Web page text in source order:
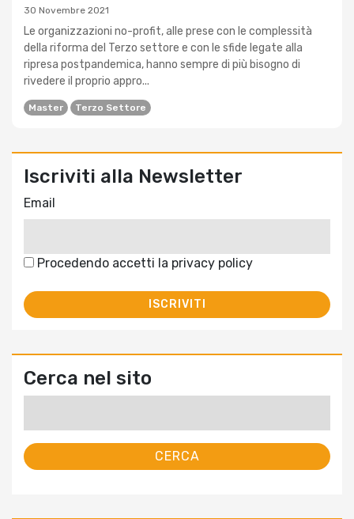
30 Novembre 2021
Le organizzazioni no-profit, alle prese con le complessità
della riforma del Terzo settore e con le sfide legate alla
ripresa postpandemica, hanno sempre di più bisogno di
rivedere il proprio appro...
Master Terzo Settore
Iscriviti alla Newsletter
Email
Procedendo accetti la privacy policy
Cerca nel sito